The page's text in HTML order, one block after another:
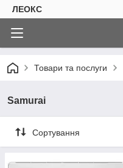
ЛЕОКС
Товари та послуги
Samurai
Сортування